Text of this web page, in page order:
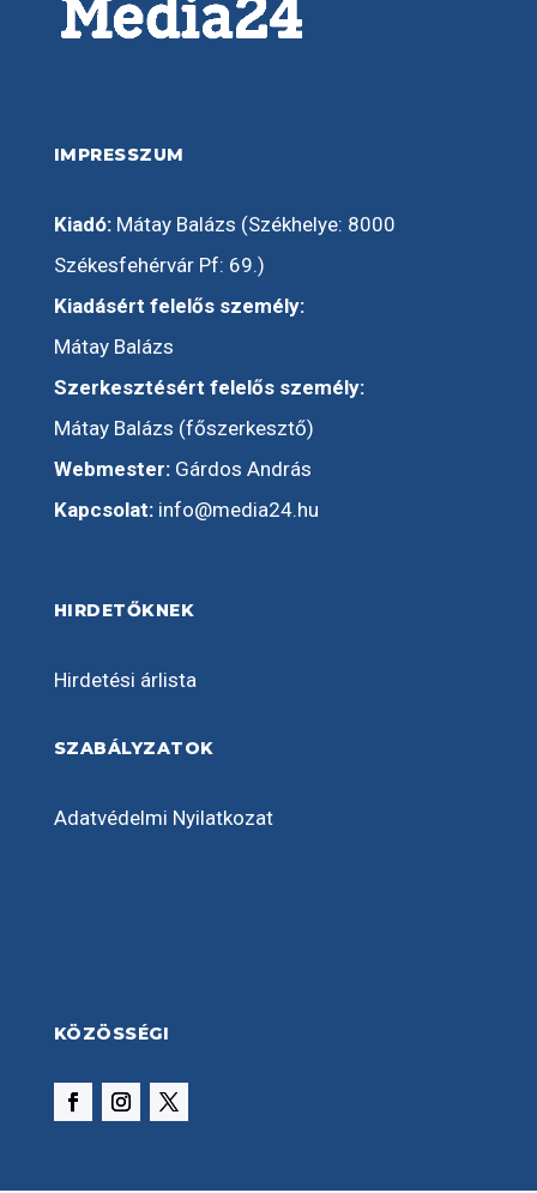
IMPRESSZUM
Kiadó:Mátay Balázs (Székhelye: 8000
Székesfehérvár Pf: 69.)
Kiadásért felelős személy:
Mátay Balázs
Szerkesztésért felelős személy:
Mátay Balázs (főszerkesztő)
Webmester:Gárdos András
Kapcsolat: info@media24.hu
HIRDETŐKNEK
Hirdetési árlista
SZABÁLYZATOK
Adatvédelmi Nyilatkozat
KÖZÖSSÉGI